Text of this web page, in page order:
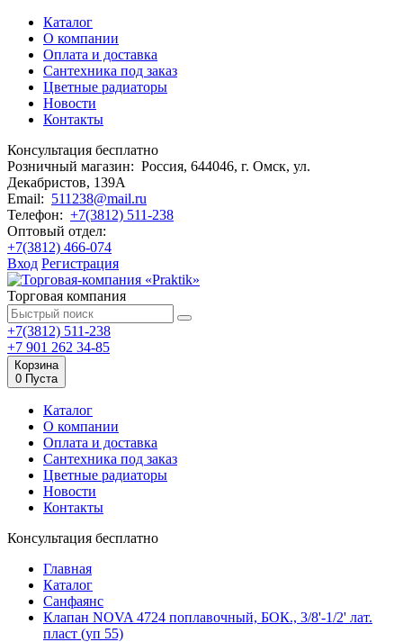
Каталог
О компании
Оплата и доставка
Сантехника под заказ
Цветные радиаторы
Новости
Контакты
Консультация бесплатно
Розничный магазин: Россия, 644046, г. Омск, ул.
Декабристов, 139А
Email: 511238@mail.ru
Телефон: +7(3812) 511-238
Оптовый отдел:
+7(3812) 466-074
Вход Регистрация
Торговая компания
+7(3812) 511-238
+7 901 262 34-85
Корзина
0 Пуста
Каталог
О компании
Оплата и доставка
Сантехника под заказ
Цветные радиаторы
Новости
Контакты
Консультация бесплатно
Главная
Каталог
Санфаянс
Клапан NOVA 4724 поплавочный, БОК., 3/8'-1/2' лат.
пласт (уп 55)